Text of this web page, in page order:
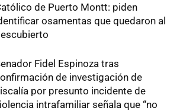
de Puerto Montt: piden
osamentas que quedaron al
Fidel Espinoza tras
de investigación de
por presunto incidente de
intrafamiliar señala que “no